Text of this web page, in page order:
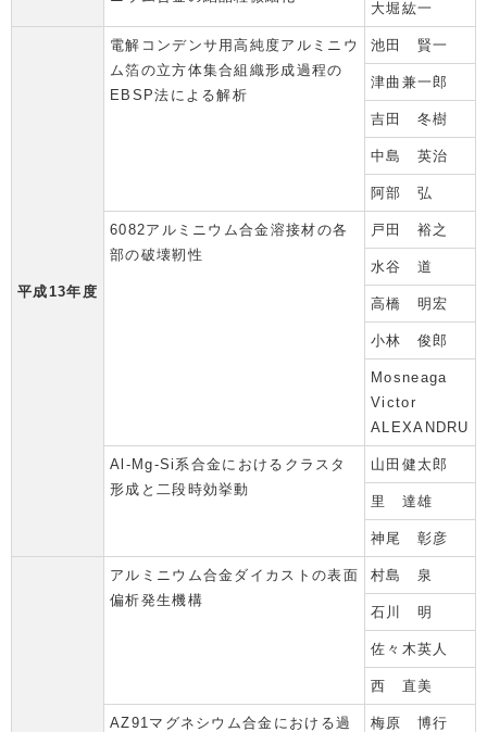
大堀紘一
平成13年度
電解コンデンサ用高純度アルミニウ
ム箔の立方体集合組織形成過程の
EBSP法による解析
池田 賢一
津曲兼一郎
吉田 冬樹
中島 英治
阿部 弘
6082アルミニウム合金溶接材の各
部の破壊靭性
戸田 裕之
水谷 道
高橋 明宏
小林 俊郎
Mosneaga
Victor
ALEXANDRU
Al-Mg-Si系合金におけるクラスタ
形成と二段時効挙動
山田健太郎
里 達雄
神尾 彰彦
アルミニウム合金ダイカストの表面
偏析発生機構
村島 泉
石川 明
佐々木英人
西 直美
AZ91マグネシウム合金における過
梅原 博行